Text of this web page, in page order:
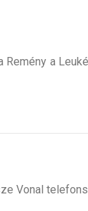
a
Vonal